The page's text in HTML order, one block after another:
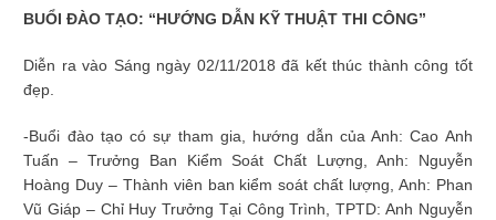
BUỔI ĐÀO TẠO: “HƯỚNG DẪN KỸ THUẬT THI CÔNG”
Diễn ra vào Sáng ngày 02/11/2018 đã kết thúc thành công tốt
đẹp.
-Buổi đào tạo có sự tham gia, hướng dẫn của Anh: Cao Anh
Tuấn – Trưởng Ban Kiểm Soát Chất Lượng, Anh: Nguyễn
Hoàng Duy – Thành viên ban kiểm soát chất lượng, Anh: Phan
Vũ Giáp – Chỉ Huy Trưởng Tại Công Trình, TPTD: Anh Nguyễn